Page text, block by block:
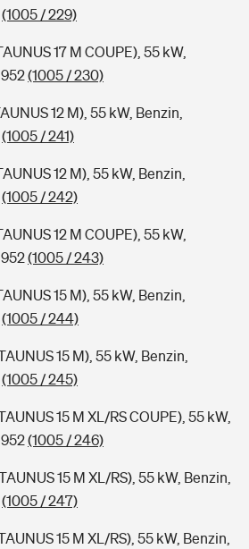
(1005 / 229)
17 M COUPE), 55 kW,
(1005 / 230)
12 M), 55 kW, Benzin,
(1005 / 241)
12 M), 55 kW, Benzin,
(1005 / 242)
12 M COUPE), 55 kW,
(1005 / 243)
15 M), 55 kW, Benzin,
(1005 / 244)
15 M), 55 kW, Benzin,
(1005 / 245)
15 M XL/RS COUPE), 55 kW,
(1005 / 246)
15 M XL/RS), 55 kW, Benzin,
(1005 / 247)
15 M XL/RS), 55 kW, Benzin,